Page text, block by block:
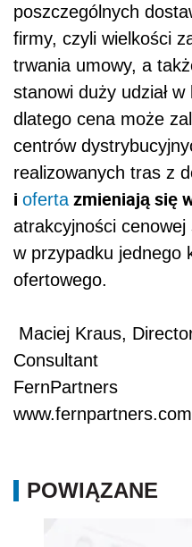
poszczególnych
firmy, czyli wielkości
trwania umowy, a
stanowi duży udział
dlatego cena może
centrów
realizowanych tras z
i ofertazmieniają się
atrakcyjności
w przypadku jednego
ofertowego.
Maciej Kraus,
Consultant
FernPartners
www.fernpartners.com
POWIĄZANE